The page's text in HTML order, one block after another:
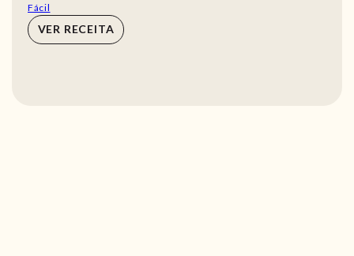
Fácil
VER RECEITA